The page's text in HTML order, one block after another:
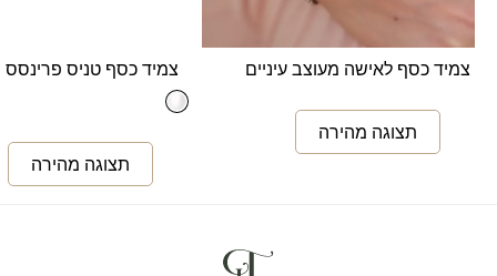
צמיד כסף לאישה מעוצב עיניים צמיד כסף טניס פרינסס 3 ממ